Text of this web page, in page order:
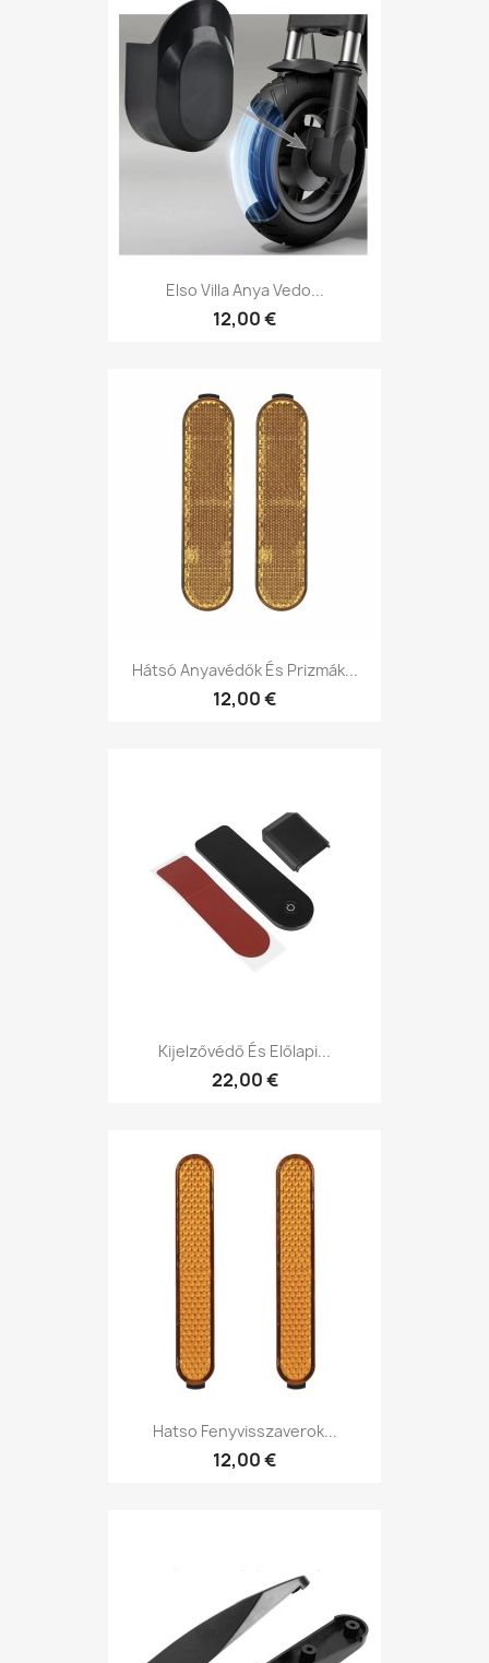
Elso Villa Anya Vedo...
12,00 €
Hátsó Anyavédők És Prizmák...
12,00 €
Kijelzővédő És Előlapi...
22,00 €
Hatso Fenyvisszaverok...
12,00 €